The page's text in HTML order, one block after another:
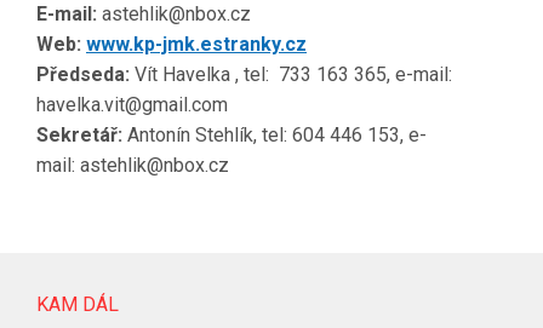
E-mail: astehlik@nbox.cz
Web: www.kp-jmk.estranky.cz
Předseda: Vít Havelka , tel: 733 163 365, e-mail:
havelka.vit@gmail.com
Sekretář: Antonín Stehlík, tel: 604 446 153, e-
mail: astehlik@nbox.cz
KAM DÁL